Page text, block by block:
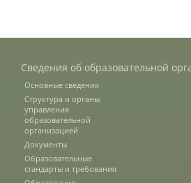
Доступная среда
Международное сотрудничество
Организация питания в
образовательной организации
Сведения об образовательной
Основные сведения
Структура и органы
управления
образовательной
организацией
Документы
Образовательные
стандарты и требования